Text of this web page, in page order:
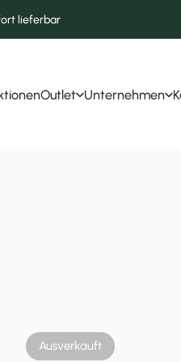
lieferbar
Outlet Unternehmen
Ausverkauft